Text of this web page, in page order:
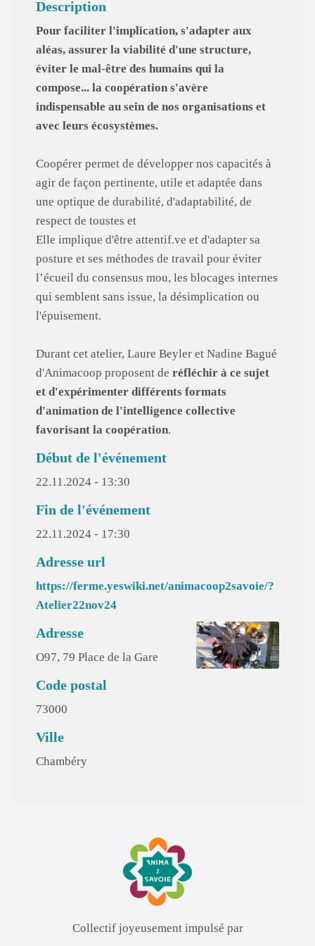
Description
Pour faciliter l'implication, s'adapter aux
aléas, assurer la viabilité d'une structure,
éviter le mal-être des humains qui la
compose... la coopération s'avère
indispensable au sein de nos organisations et
avec leurs écosystèmes.
Coopérer permet de développer nos capacités à
agir de façon pertinente, utile et adaptée dans
une optique de durabilité, d'adaptabilité, de
respect de toustes et
Elle implique d'être attentif.ve et d'adapter sa
posture et ses méthodes de travail pour éviter
l’écueil du consensus mou, les blocages internes
qui semblent sans issue, la désimplication ou
l'épuisement.
Durant cet atelier, Laure Beyler et Nadine Bagué
d'Animacoop proposent de réfléchir à ce sujet
et d'expérimenter différents formats
d'animation de l'intelligence collective
favorisant la coopération.
Début de l'événement
22.11.2024 - 13:30
Fin de l'événement
22.11.2024 - 17:30
Adresse url
https://ferme.yeswiki.net/animacoop2savoie/?
Atelier22nov24
Adresse
O97, 79 Place de la Gare
Code postal
73000
Ville
Chambéry
Collectif joyeusement impulsé par